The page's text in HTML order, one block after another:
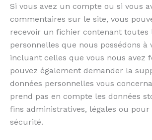
Si vous avez un compte ou si vous
commentaires sur le site, vous
recevoir un fichier contenant toutes
personnelles que nous possédons à
incluant celles que vous nous avez
pouvez également demander la
données personnelles vous
prend pas en compte les données
fins administratives, légales ou pour
sécurité.